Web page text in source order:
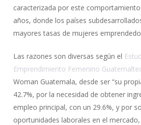
caracterizada por este
años, donde los países
mayores tasas de mujeres
Las razones son diversas según el
Emprendimiento Femenino
Woman Guatemala, desde ser “su
42.7%, por la necesidad de obtener
empleo principal, con un 29.6%, y por
oportunidades laborales en el mercado,